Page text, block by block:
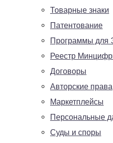
Товарные знаки
Патентование
Программы для
Реестр
Договоры
Авторские права
Маркетплейсы
Персональные
Суды и споры